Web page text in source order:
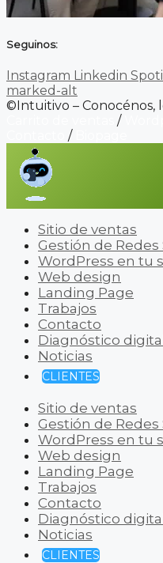
Seguinos:
Instagram Linkedin
marked-alt
©Intuitivo – Conocénos,
/
/
Sitio de ventas
Gestión de Redes
WordPress en tu
Web design
Landing Page
Trabajos
Contacto
Diagnóstico
Noticias
CLIENTES
Sitio de ventas
Gestión de Redes
WordPress en tu
Web design
Landing Page
Trabajos
Contacto
Diagnóstico
Noticias
CLIENTES